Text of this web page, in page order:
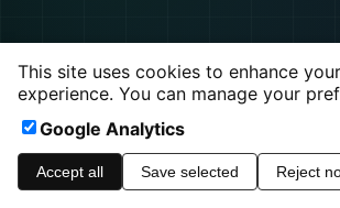
This site uses cookies to enhance
experience. You can manage your
Google Analytics
Accept all Save selected Reject